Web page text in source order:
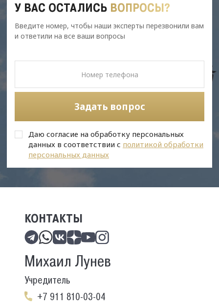
У ВАС ОСТАЛИСЬ ВОПРОСЫ?
Введите номер, чтобы наши эксперты перезвонили вам
и ответили на все ваши вопросы
Задать вопрос
Даю согласие на обработку персональных
данных в соответствии с политикой обработки
персональных данных
КОНТАКТЫ
Михаил Лунев
Учредитель
+7 911 810-03-04